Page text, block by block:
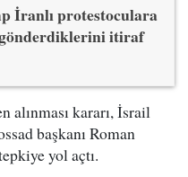
İranlı protestoculara
itiraf
kararı, İsrail
başkanı Roman
yol açtı.